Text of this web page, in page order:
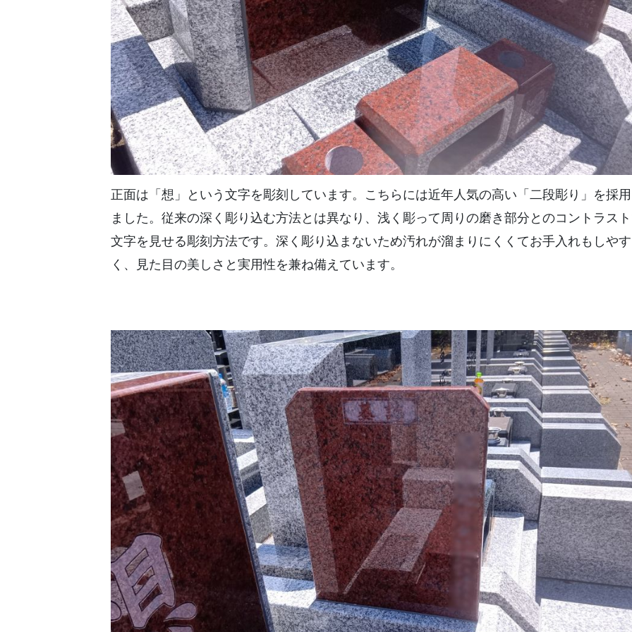
正面は「想」という文字を彫刻しています。こちらには近年人気の高い「二段彫り」を採
ました。従来の深く彫り込む方法とは異なり、浅く彫って周りの磨き部分とのコントラス
文字を見せる彫刻方法です。深く彫り込まないため汚れが溜まりにくくてお手入れもしやす
く、見た目の美しさと実用性を兼ね備えています。